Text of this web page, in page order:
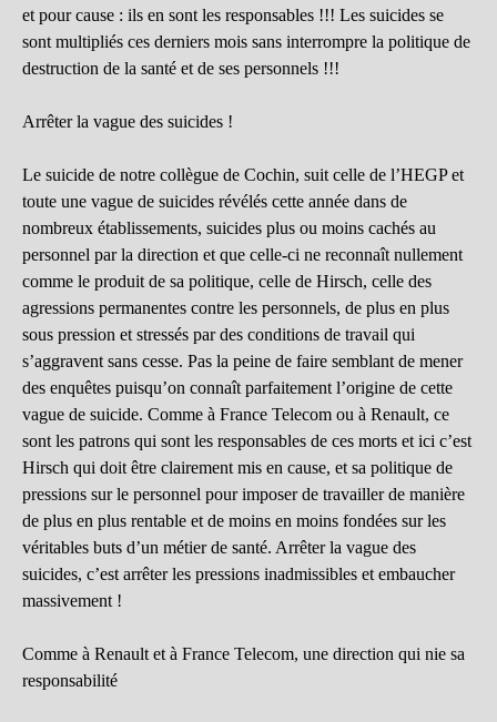
et pour cause : ils en sont les responsables !!! Les suicides se
sont multipliés ces derniers mois sans interrompre la politique de
destruction de la santé et de ses personnels !!!
Arrêter la vague des suicides !
Le suicide de notre collègue de Cochin, suit celle de l’HEGP et
toute une vague de suicides révélés cette année dans de
nombreux établissements, suicides plus ou moins cachés au
personnel par la direction et que celle-ci ne reconnaît nullement
comme le produit de sa politique, celle de Hirsch, celle des
agressions permanentes contre les personnels, de plus en plus
sous pression et stressés par des conditions de travail qui
s’aggravent sans cesse. Pas la peine de faire semblant de mener
des enquêtes puisqu’on connaît parfaitement l’origine de cette
vague de suicide. Comme à France Telecom ou à Renault, ce
sont les patrons qui sont les responsables de ces morts et ici c’est
Hirsch qui doit être clairement mis en cause, et sa politique de
pressions sur le personnel pour imposer de travailler de manière
de plus en plus rentable et de moins en moins fondées sur les
véritables buts d’un métier de santé. Arrêter la vague des
suicides, c’est arrêter les pressions inadmissibles et embaucher
massivement !
Comme à Renault et à France Telecom, une direction qui nie sa
responsabilité